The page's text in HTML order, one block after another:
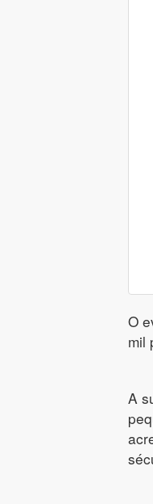
O
mil
A